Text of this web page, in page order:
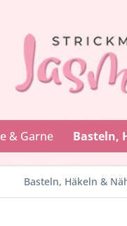
& Garne Basteln,
Basteln, Häkeln &